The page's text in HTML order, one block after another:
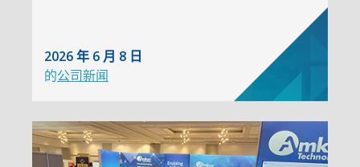
2026 年 6 月 8 日
的公司新闻